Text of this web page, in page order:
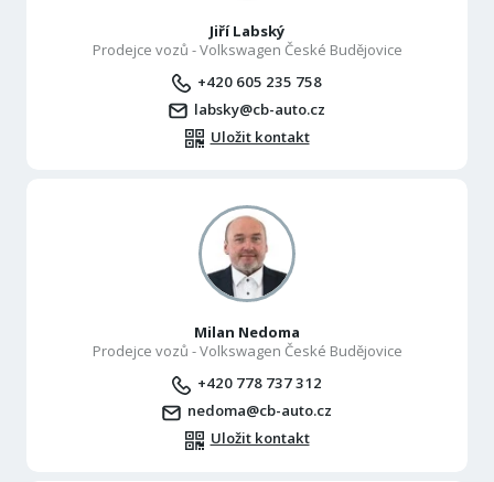
Jiří Labský
Prodejce vozů - Volkswagen České Budějovice
+420 605 235 758
labsky@cb-auto.cz
Uložit kontakt
Milan Nedoma
Prodejce vozů - Volkswagen České Budějovice
+420 778 737 312
nedoma@cb-auto.cz
Uložit kontakt